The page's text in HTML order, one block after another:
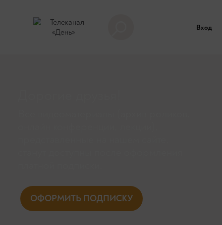
Вход
ОФОРМИТЬ ПОДПИСКУ